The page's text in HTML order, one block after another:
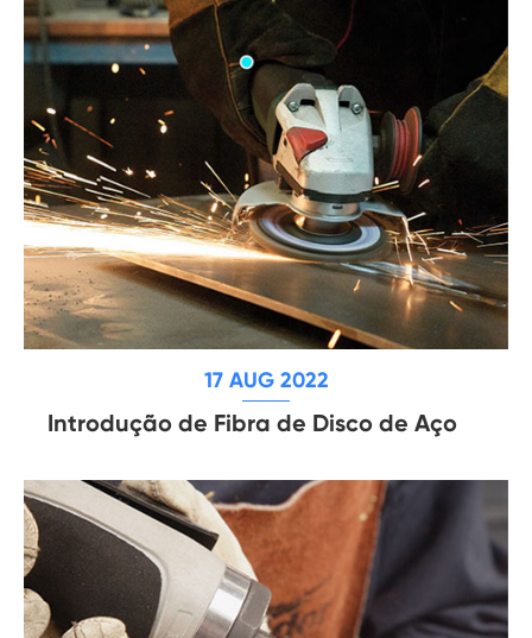
17 AUG 2022
Introdução de Fibra de Disco de Aço